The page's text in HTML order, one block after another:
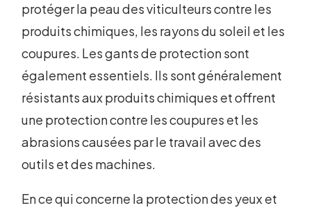
protéger la peau des viticulteurs contre les
produits chimiques, les rayons du soleil et les
coupures. Les gants de protection sont
également essentiels. Ils sont généralement
résistants aux produits chimiques et offrent
une protection contre les coupures et les
abrasions causées par le travail avec des
outils et des machines.
En ce qui concerne la protection des yeux et